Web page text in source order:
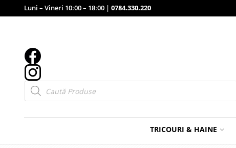
Luni – Vineri 10:00 – 18:00 | 0784.330.220
Products
search
TRICOURI & HAINE